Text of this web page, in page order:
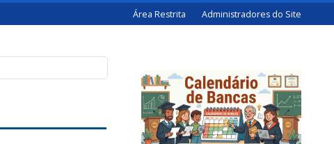
Área Restrita Administradores do Site